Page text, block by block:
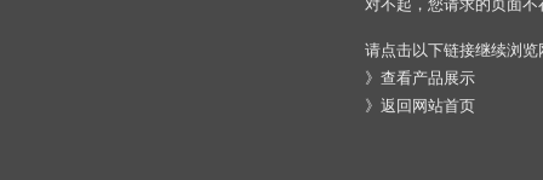
对不起，您请求的页面
请点击以下链接继续浏览
》 查看产品展示
》 返回网站首页